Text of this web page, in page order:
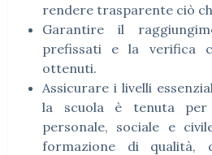
rendere trasparente ciò
Garantire il
prefissati e la verifica
ottenuti.
Assicurare i livelli
la scuola è tenuta
personale, sociale e
formazione di qualità,